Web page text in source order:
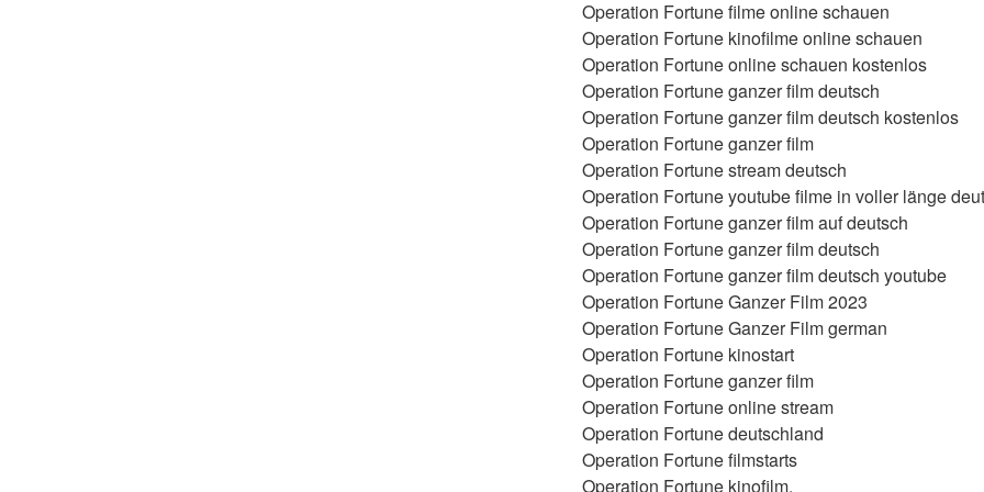
Operation Fortune filme online schauen
Operation Fortune kinofilme online schauen
Operation Fortune online schauen kostenlos
Operation Fortune ganzer film deutsch
Operation Fortune ganzer film deutsch kostenlos
Operation Fortune ganzer film
Operation Fortune stream deutsch
Operation Fortune youtube filme in voller länge
Operation Fortune ganzer film auf deutsch
Operation Fortune ganzer film deutsch
Operation Fortune ganzer film deutsch youtube
Operation Fortune Ganzer Film 2023
Operation Fortune Ganzer Film german
Operation Fortune kinostart
Operation Fortune ganzer film
Operation Fortune online stream
Operation Fortune deutschland
Operation Fortune filmstarts
Operation Fortune kinofilm,